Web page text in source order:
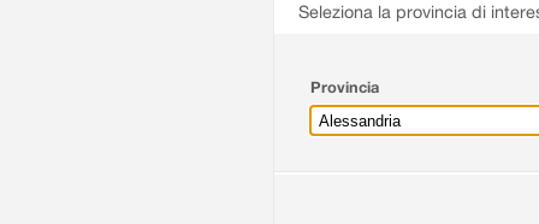
Seleziona la provincia di
Provincia